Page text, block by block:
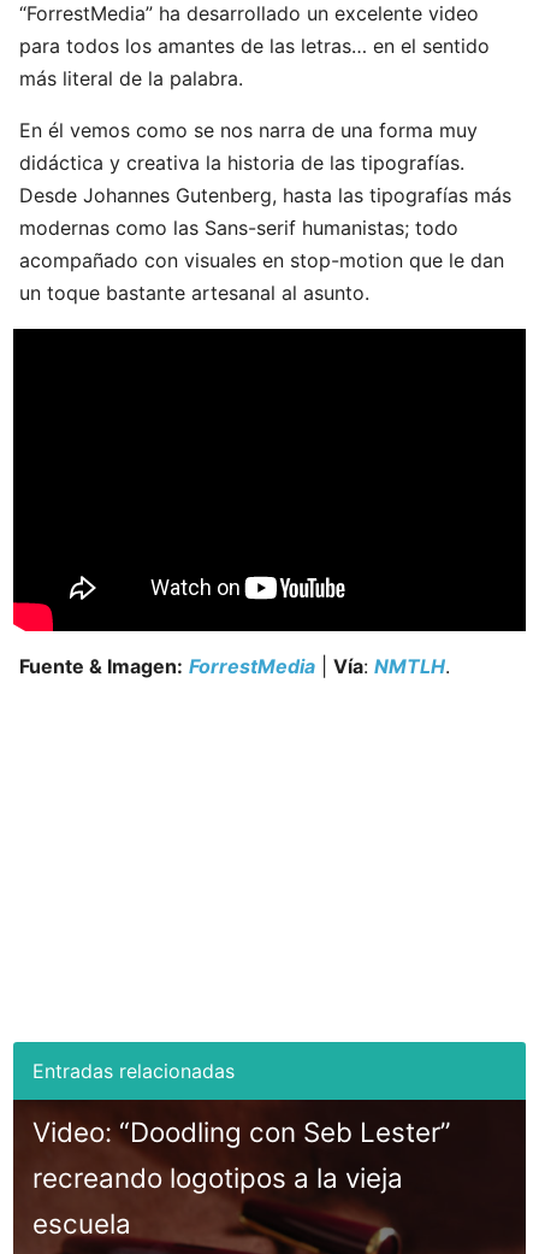
“ForrestMedia” ha desarrollado un excelente video
para todos los amantes de las letras… en el sentido
más literal de la palabra.
En él vemos como se nos narra de una forma muy
didáctica y creativa la historia de las tipografías.
Desde Johannes Gutenberg, hasta las tipografías más
modernas como las Sans-serif humanistas; todo
acompañado con visuales en stop-motion que le dan
un toque bastante artesanal al asunto.
Fuente & Imagen: ForrestMedia Vía: NMTLH.
Video: “Doodling con Seb Lester”
recreando logotipos a la vieja
escuela